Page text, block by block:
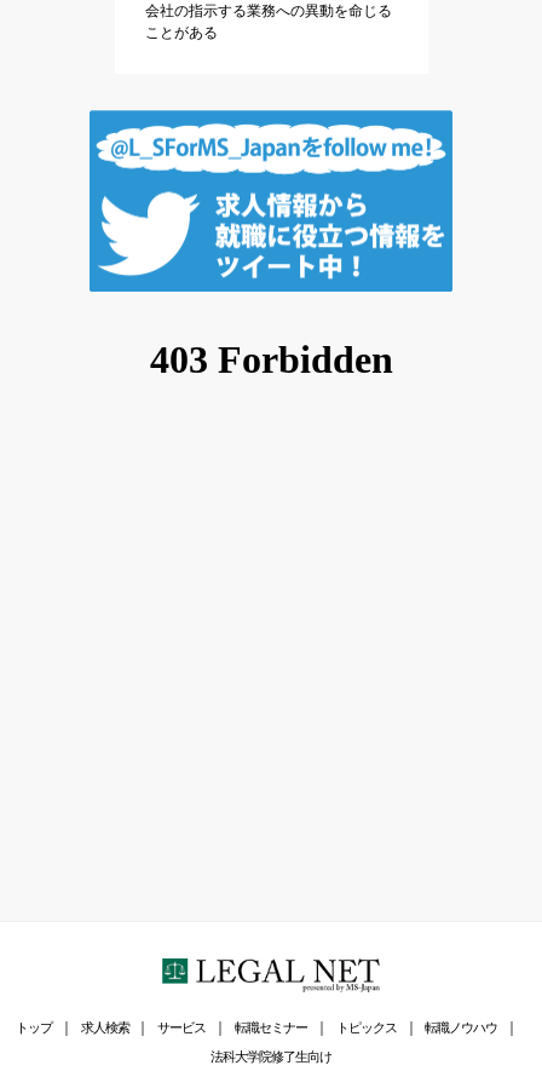
会社の指示する業務への異動を命じる
ことがある
トップ 求人検索 サービス 転職セミナー トピックス
転職ノウハウ
法科大学院修了生向け